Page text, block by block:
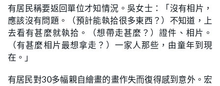
有居民稱要返回單位才知情況。吳女士：「沒有相片，
應該沒有問題。（預計能執拾很多東西？）不知道，上
去看有甚麼就執拾。（想帶走甚麼？）證件、相片。
（有甚麼相片最想拿走？）一家人那些，由童年到現
在。」
有居民對30多幅親自繪畫的畫作失而復得感到意外。宏